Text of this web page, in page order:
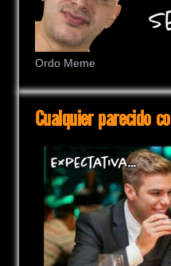
Ordo Meme
Cualquier parecido